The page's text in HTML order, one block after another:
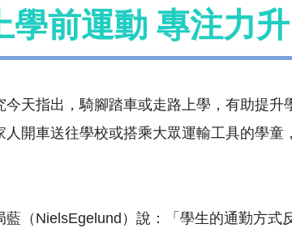
學前運動 專注力升
今天指出，騎腳踏車或走路上學，有助提
人開車送往學校或搭乘大眾運輸工具的學
藍（NielsEgelund）說：「學生的通勤方式